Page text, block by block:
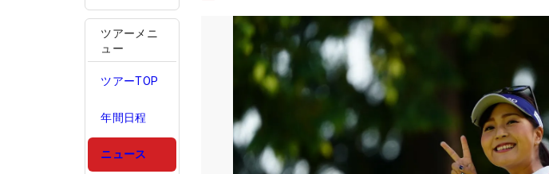
ツアーメニ
ュー
ツアーTOP
年間日程
ニュース